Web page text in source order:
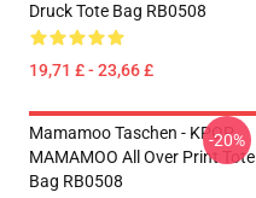
Druck Tote Bag RB0508
19,71 £ - 23,66 £
Mamamoo Taschen - KPOP
MAMAMOO All Over Print Tote
Bag RB0508
-20%